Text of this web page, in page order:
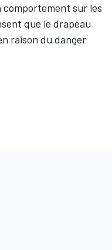
sur les
que le drapeau
raison du danger